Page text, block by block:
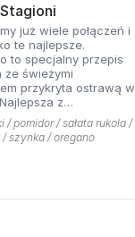
już wiele połączeń i
te najlepsze.
to specjalny przepis
ze świeżymi
przykryta ostrawą w
z
naszej receptury
pomidor / sałata rukola /
/ szynka / oregano